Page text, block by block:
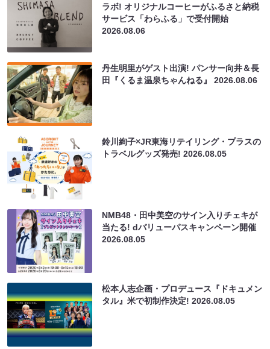
ラボ! オリジナルコーヒーがふるさと納税
サービス「わらふる」で受付開始
2026.08.06
丹生明里がゲスト出演! パンサー向井＆長
田『くるま温泉ちゃんねる』2026.08.06
鈴川絢子×JR東海リテイリング・プラスの
トラベルグッズ発売!2026.08.05
NMB48・田中美空のサイン入りチェキが
当たる! dバリューパスキャンペーン開催
2026.08.05
松本人志企画・プロデュース『ドキュメン
タル』米で初制作決定!2026.08.05